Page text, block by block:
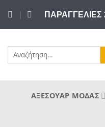
στο
περιεχόμενο
ΠΑΡΑΓΓΕΛΙΕΣ
Αναζήτηση
ΑΞΕΣΟΥΆΡ ΜΌΔΑΣ